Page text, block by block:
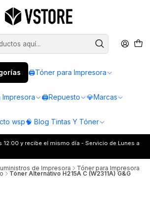
🖨️Tóner para Impresora
Impresora 🖨️Repuesto 💎Marcas
wsp🧠 Blog Tintas Y Tóner
12:00 y recibe el mismo día - Servicio de Lunes a
de Impresora Tóner para Impresora
Tóner Alternativo H215A C (W2311A) G&G